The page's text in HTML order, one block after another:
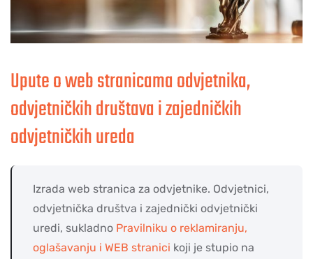
Upute o web stranicama odvjetnika,
odvjetničkih društava i zajedničkih
odvjetničkih ureda
Izrada web stranica za odvjetnike. Odvjetnici,
odvjetnička društva i zajednički odvjetnički
uredi, sukladno Pravilniku o reklamiranju,
oglašavanju i WEB stranici koji je stupio na